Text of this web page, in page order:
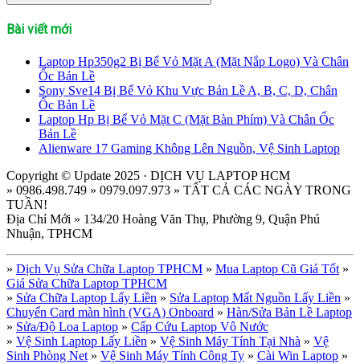
Bài viết mới
Laptop Hp350g2 Bị Bể Vỏ Mặt A (Mặt Nắp Logo) Và Chân
Ốc Bản Lề
Sony Sve14 Bị Bể Vỏ Khu Vực Bản Lề A, B, C, D, Chân
Ốc Bản Lề
Laptop Hp Bị Bể Vỏ Mặt C (Mặt Bàn Phím) Và Chân Ốc
Bản Lề
Alienware 17 Gaming Không Lên Nguồn, Vệ Sinh Laptop
Copyright © Update 2025 · DỊCH VỤ LAPTOP HCM
» 0986.498.749 » 0979.097.973 » TẤT CẢ CÁC NGÀY TRONG
TUẦN!
Địa Chỉ Mới » 134/20 Hoàng Văn Thụ, Phường 9, Quận Phú
Nhuận, TPHCM
» Dịch Vụ Sửa Chữa Laptop TPHCM » Mua Laptop Cũ Giá Tốt »
Giá Sửa Chữa Laptop TPHCM
» Sửa Chữa Laptop Lấy Liền » Sửa Laptop Mất Nguồn Lấy Liền »
Chuyển Card màn hình (VGA) Onboard » Hàn/Sửa Bản Lề Laptop
» Sửa/Độ Loa Laptop » Cấp Cứu Laptop Vô Nước
» Vệ Sinh Laptop Lấy Liền » Vệ Sinh Máy Tính Tại Nhà » Vệ
Sinh Phòng Net » Vệ Sinh Máy Tính Công Ty » Cài Win Laptop »